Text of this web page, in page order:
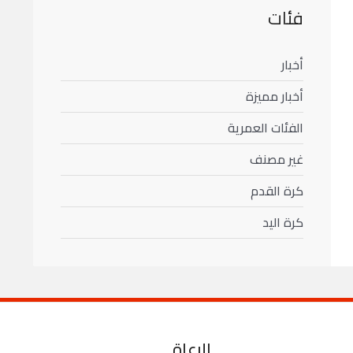
فئات
أخبار
أخبار مميزة
الفئات العمرية
غير مصنف
كرة القدم
كرة اليد